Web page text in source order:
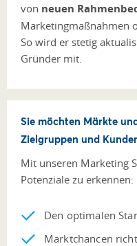
von neuen
Marketingmaßnahmen
So wird er stetig
Gründer mit.
Sie möchten Märkte
Zielgruppen und
Mit unseren Marketing
Potenziale zu erkennen:
Den optimalen
Marktchancen